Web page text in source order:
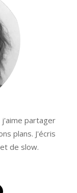
j'aime partager
plans. J'écris
de slow.